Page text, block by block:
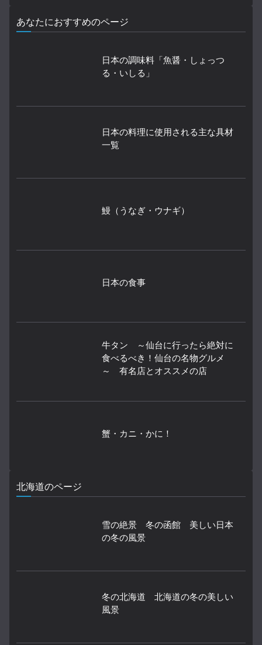
あなたにおすすめのページ
日本の調味料「魚醤・しょっつ
る・いしる」
日本の料理に使用される主な具材
一覧
鰻（うなぎ・ウナギ）
日本の食事
牛タン ～仙台に行ったら絶対に
食べるべき！仙台の名物グルメ
～ 有名店とオススメの店
蟹・カニ・かに！
北海道のページ
雪の絶景 冬の函館 美しい日本
の冬の風景
冬の北海道 北海道の冬の美しい
風景